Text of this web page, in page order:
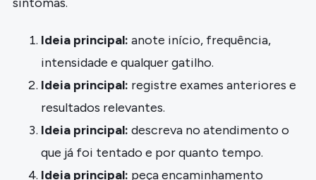
Ideia principal: anote início, frequência,
intensidade e qualquer gatilho.
Ideia principal: registre exames anteriores e
resultados relevantes.
Ideia principal: descreva no atendimento o
que já foi tentado e por quanto tempo.
Ideia principal: peça encaminhamento